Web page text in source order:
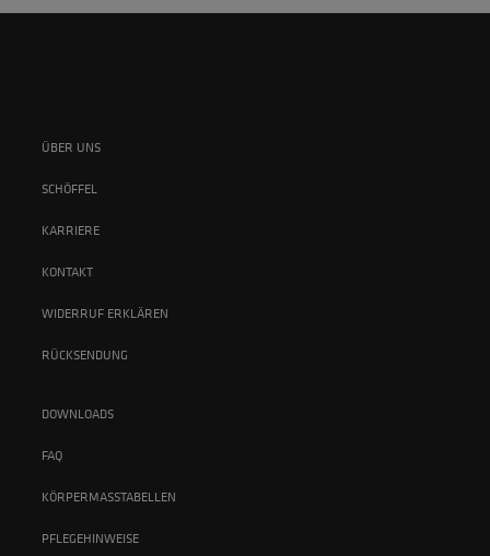
ÜBER UNS
SCHÖFFEL
KARRIERE
KONTAKT
WIDERRUF ERKLÄREN
RÜCKSENDUNG
DOWNLOADS
FAQ
KÖRPERMASSTABELLEN
PFLEGEHINWEISE